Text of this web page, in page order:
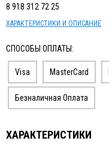
8 918 312 72 25
ХАРАКТЕРИСТИКИ И ОПИСАНИЕ
СПОСОБЫ ОПЛАТЫ:
Visa MasterCard
Безналичная Оплата
ХАРАКТЕРИСТИКИ